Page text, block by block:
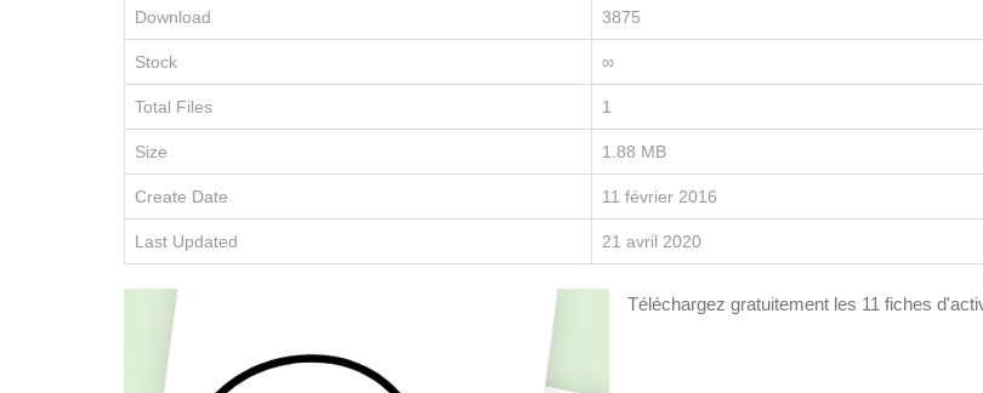
Download 3875
Stock ∞
Total Files 1
Size 1.88 MB
Create Date 11 février 2016
Last Updated 21 avril 2020
Téléchargez gratuitement les 11 fiches